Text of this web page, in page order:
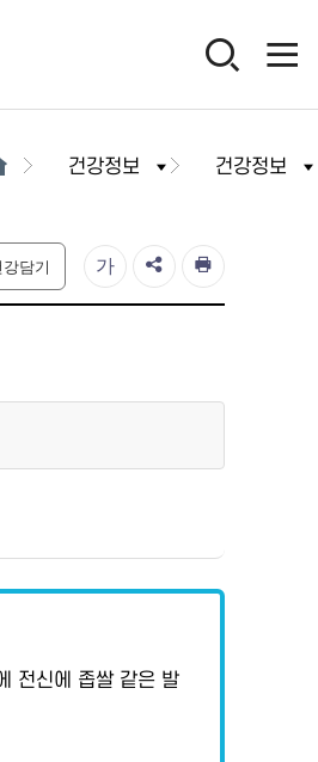
건강정보 건강정보
담기 가
전신에 좁쌀 같은 발